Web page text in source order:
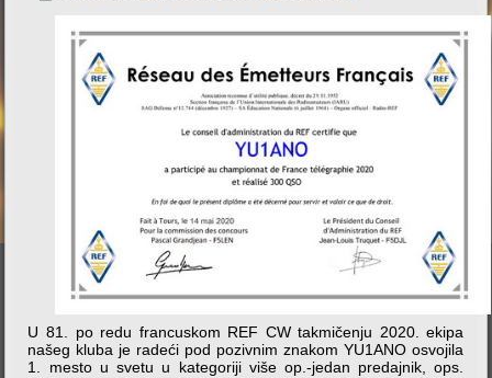
U 81. po redu francuskom REF CW takmičenju 2020. ekipa
našeg kluba je radeći pod pozivnim znakom YU1ANO osvojila
1. mesto u svetu u kategoriji više op.-jedan predajnik, ops.